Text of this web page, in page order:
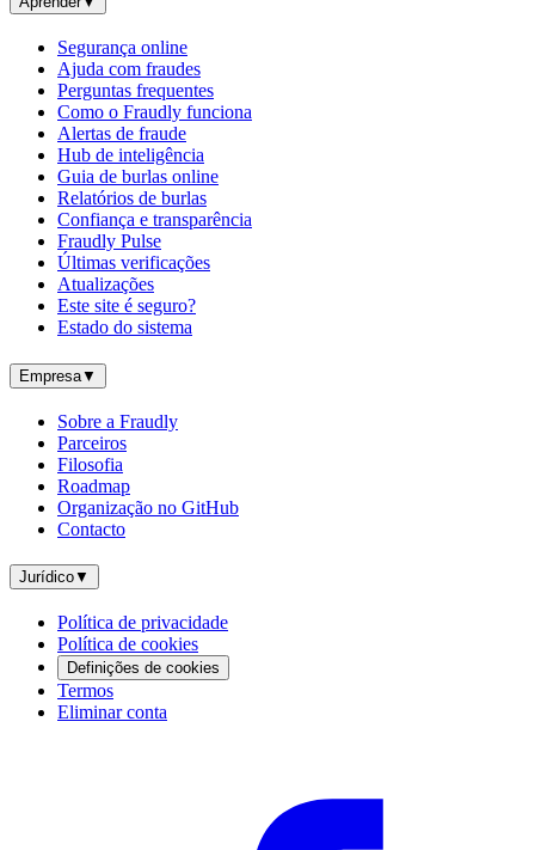
Segurança online
Ajuda com fraudes
Perguntas frequentes
Como o Fraudly funciona
Alertas de fraude
Hub de inteligência
Guia de burlas online
Relatórios de burlas
Confiança e transparência
Fraudly Pulse
Últimas verificações
Atualizações
Este site é seguro?
Estado do sistema
Empresa▼
Sobre a Fraudly
Parceiros
Filosofia
Roadmap
Organização no GitHub
Contacto
Jurídico▼
Política de privacidade
Política de cookies
Definições de cookies
Termos
Eliminar conta